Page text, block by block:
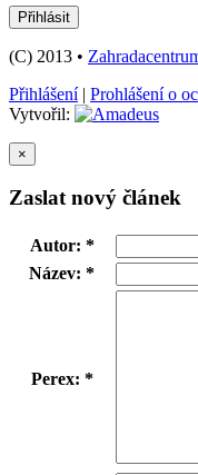
(C) 2013 •
Přihlášení| Prohlášení o
Vytvořil:
×
Zaslat nový článek
Autor: *
Název: *
Perex: *